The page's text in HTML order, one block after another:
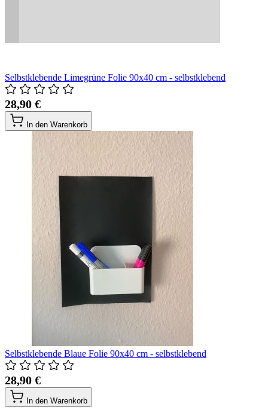
Selbstklebende Limegrüne Folie 90x40 cm - selbstklebend
28,90 €
In den Warenkorb
Selbstklebende Blaue Folie 90x40 cm - selbstklebend
28,90 €
In den Warenkorb